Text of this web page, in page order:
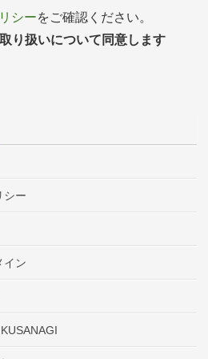
シーをご確認ください。
り扱いについて同意します
シー
イン